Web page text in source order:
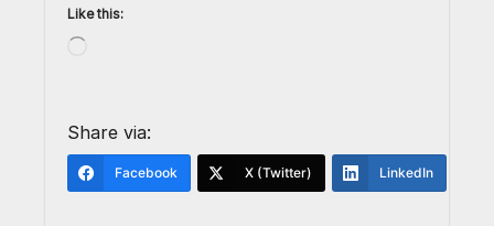
Like this:
Share via:
Facebook X (Twitter) LinkedIn